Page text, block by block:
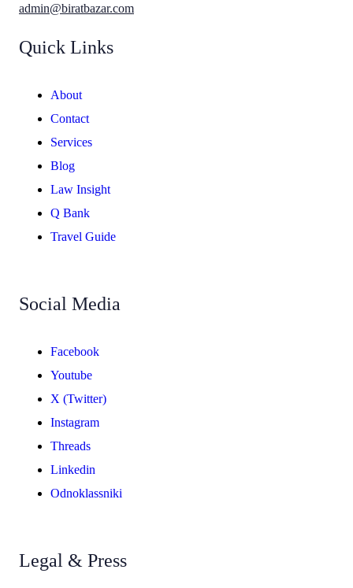
admin@biratbazar.com
Quick Links
About
Contact
Services
Blog
Law Insight
Q Bank
Travel Guide
Social Media
Facebook
Youtube
X (Twitter)
Instagram
Threads
Linkedin
Odnoklassniki
Legal & Press